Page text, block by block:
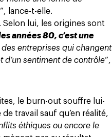
”, lance-t-elle.
lui, les origines sont
années 80, c’est une
entreprises qui changent
d’un sentiment de contrôle”,
le burn-out souffre lui-
travail sauf qu’en réalité,
éthiques ou encore le